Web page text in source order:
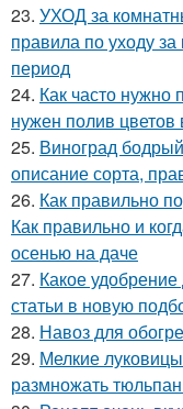
23. УХОД за
правила по уходу
период
24. Как часто нужно
нужен полив
25. Виноград
описание сорта,
26. Как правильно
Как правильно и
осенью на даче
27. Какое
статьи в новую
28. Навоз для
29. Мелкие
размножать